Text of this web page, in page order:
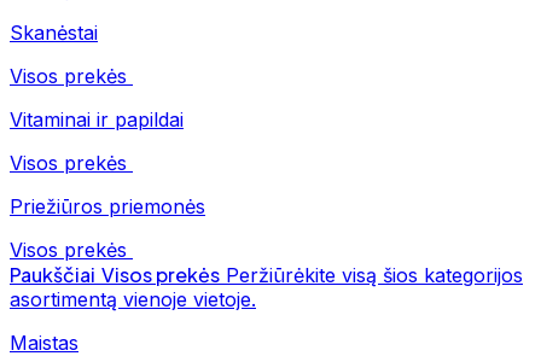
Skanėstai
Visos prekės
Vitaminai ir papildai
Visos prekės
Priežiūros priemonės
Visos prekės
Paukščiai Visos prekės Peržiūrėkite visą šios kategorijos
asortimentą vienoje vietoje.
Maistas